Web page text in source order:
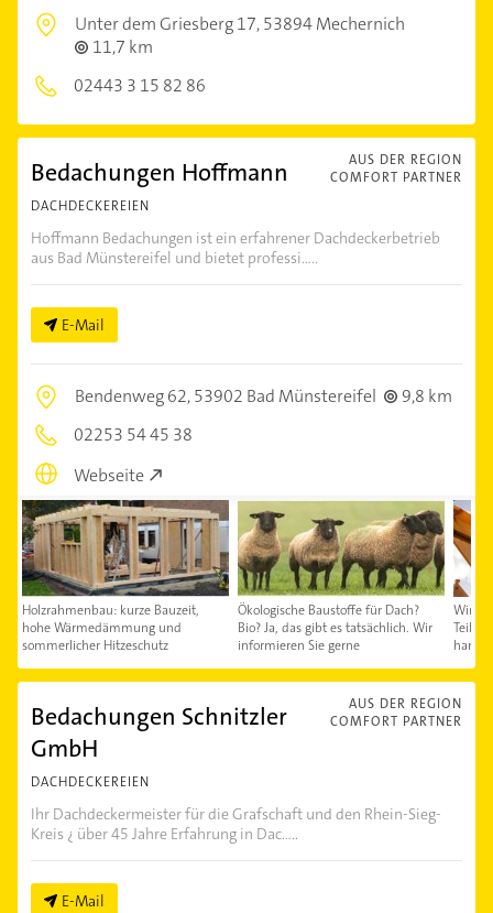
Unter dem Griesberg 17,53894 Mechernich
11,7 km
02443 3 15 82 86
AUS DER REGION
COMFORT PARTNER
Bedachungen Hoffmann
DACHDECKEREIEN
Hoffmann Bedachungen ist ein erfahrener Dachdeckerbetrieb
aus Bad Münstereifel und bietet professi.....
E-Mail
Bendenweg 62,53902 Bad Münstereifel
9,8 km
02253 54 45 38
Webseite
Holzrahmenbau: kurze Bauzeit,
hohe Wärmedämmung und
sommerlicher Hitzeschutz
Ökologische Baustoffe für Dach?
Bio? Ja, das gibt es tatsächlich. Wir
informieren Sie gerne
Wir
Teil
AUS DER REGION
COMFORT PARTNER
Bedachungen Schnitzler
GmbH
DACHDECKEREIEN
Ihr Dachdeckermeister für die Grafschaft und den Rhein-Sieg-
Kreis ¿ über 45 Jahre Erfahrung in Dac.....
E-Mail